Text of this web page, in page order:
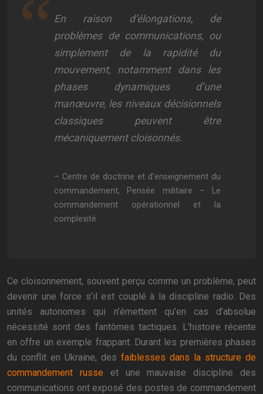
En raison d’élongations, de
problèmes de communications, ou
simplement de la rapidité du
mouvement, notamment dans les
phases dynamiques d’une
manœuvre, les niveaux décisionnels
classiques peuvent être
mécaniquement cloisonnés.
– Centre de doctrine et d’enseignement du
commandement, Pensée militaire – Le
commandement opérationnel et la
complexité
Ce cloisonnement, souvent perçu comme un problème, peut
devenir une force s’il est couplé à la discipline radio. Des
unités autonomes qui n’émettent qu’en cas d’absolue
nécessité sont des fantômes tactiques. L’histoire récente
en offre un exemple frappant. Durant les premières phases
du conflit en Ukraine, des faiblesses dans la structure de
commandement russe et une mauvaise discipline des
communications ont exposé des postes de commandement